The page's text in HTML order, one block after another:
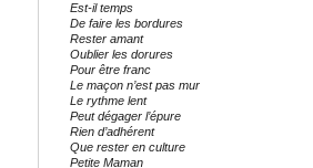
Est-il temps
De faire les bordures
Rester amant
Oublier les dorures
Pour être franc
Le maçon n’est pas mur
Le rythme lent
Peut dégager l’épure
Rien d’adhérent
Que rester en culture
Petite Maman